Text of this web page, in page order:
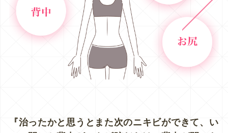
『治ったかと思うとまた次のニキビができて、い